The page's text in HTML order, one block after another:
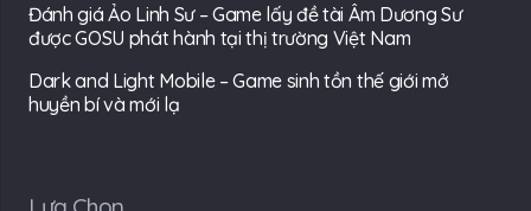
Đánh giá Ảo Linh Sư – Game lấy đề tài Âm Dương Sư
được GOSU phát hành tại thị trường Việt Nam
Dark and Light Mobile – Game sinh tồn thế giới mở
huyền bí và mới lạ